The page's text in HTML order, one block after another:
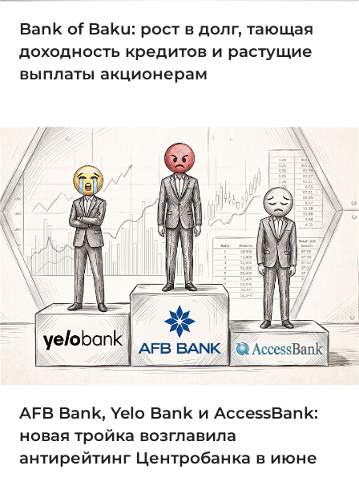
Bank of Baku: рост в долг, тающая
доходность кредитов и растущие
выплаты акционерам
AFB Bank, Yelo Bank и AccessBank:
новая тройка возглавила
антирейтинг Центробанка в июне